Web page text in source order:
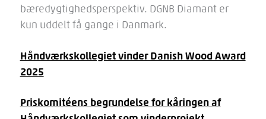
bæredygtighedsperspektiv. DGNB Diamant er
kun uddelt få gange i Danmark.
Håndværkskollegiet vinder Danish Wood Award
2025
Priskomitéens begrundelse for kåringen af